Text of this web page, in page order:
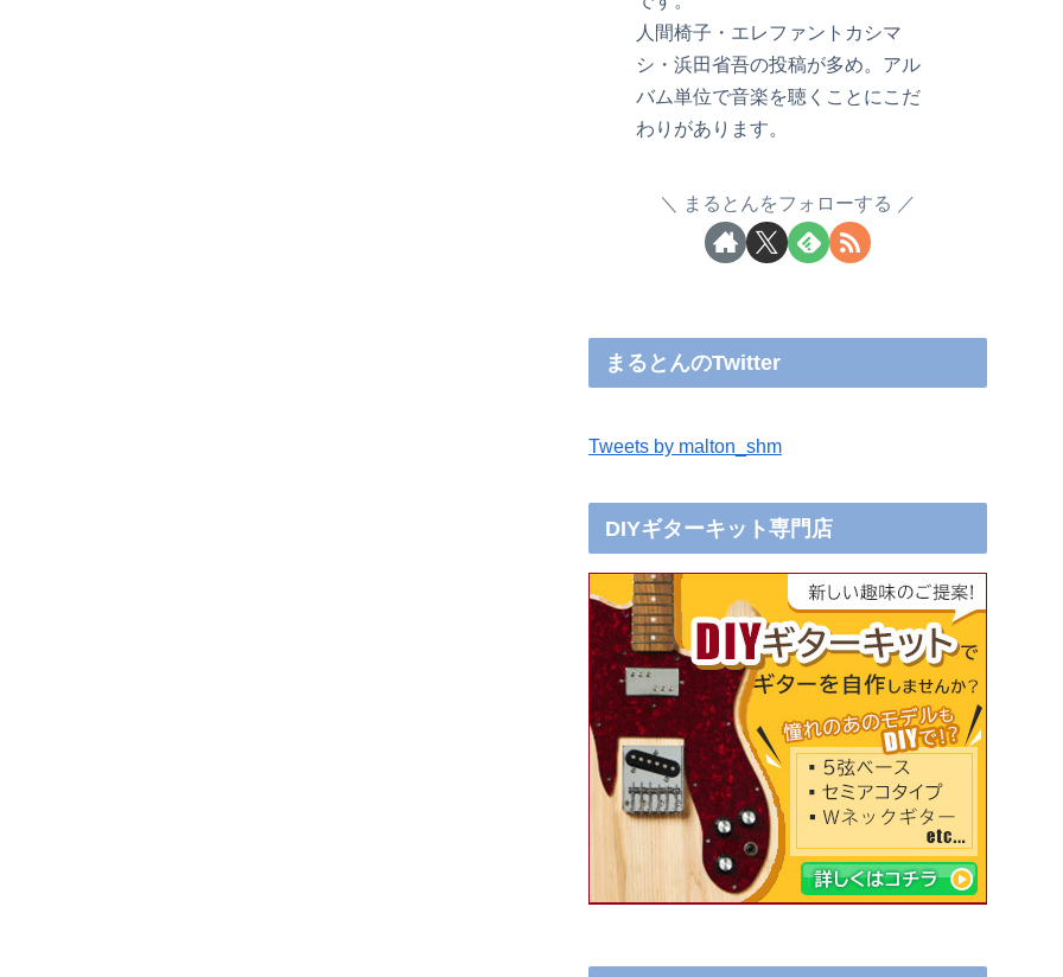
人間椅子・エレファントカシマ
シ・浜田省吾の投稿が多め。アル
バム単位で音楽を聴くことにこだ
わりがあります。
まるとんをフォローする
まるとんのTwitter
Tweets by malton_shm
DIYギターキット専門店